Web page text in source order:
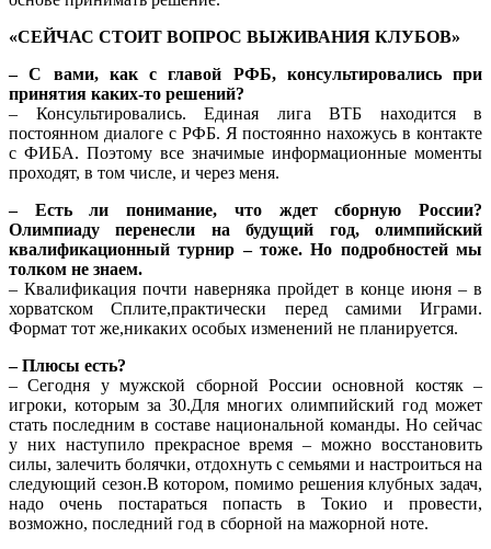
«СЕЙЧАС СТОИТ ВОПРОС ВЫЖИВАНИЯ КЛУБОВ»
– С вами, как с главой РФБ, консультировались при
принятия каких-то решений?
– Консультировались. Единая лига ВТБ находится в
постоянном диалоге с РФБ. Я постоянно нахожусь в контакте
с ФИБА. Поэтому все значимые информационные моменты
проходят, в том числе, и через меня.
– Есть ли понимание, что ждет сборную России?
Олимпиаду перенесли на будущий год, олимпийский
квалификационный турнир – тоже. Но подробностей мы
толком не знаем.
– Квалификация почти наверняка пройдет в конце июня – в
хорватском Сплите,практически перед самими Играми.
Формат тот же,никаких особых изменений не планируется.
– Плюсы есть?
– Сегодня у мужской сборной России основной костяк –
игроки, которым за 30.Для многих олимпийский год может
стать последним в составе национальной команды. Но сейчас
у них наступило прекрасное время – можно восстановить
силы, залечить болячки, отдохнуть с семьями и настроиться на
следующий сезон.В котором, помимо решения клубных задач,
надо очень постараться попасть в Токио и провести,
возможно, последний год в сборной на мажорной ноте.